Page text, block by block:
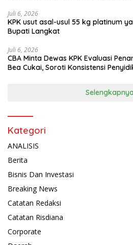
Juli 6, 2026
KPK usut asal-usul 55 kg platinum
Bupati Langkat
Juli 6, 2026
CBA Minta Dewas KPK Evaluasi
Bea Cukai, Soroti Konsistensi
Selengkapnya
Kategori
ANALISIS
Berita
Bisnis Dan Investasi
Breaking News
Catatan Redaksi
Catatan Risdiana
Corporate